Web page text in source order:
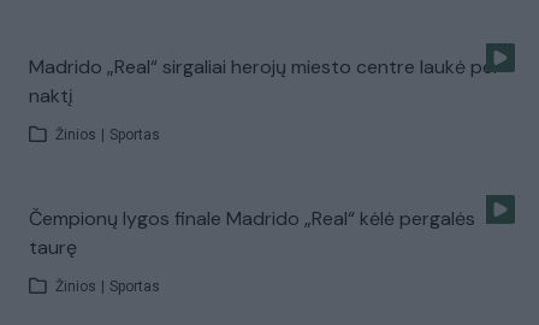
Madrido „Real“ sirgaliai herojų miesto centre laukė per
naktį
Žinios Sportas
Čempionų lygos finale Madrido „Real“ kėlė pergalės
taurę
Žinios Sportas